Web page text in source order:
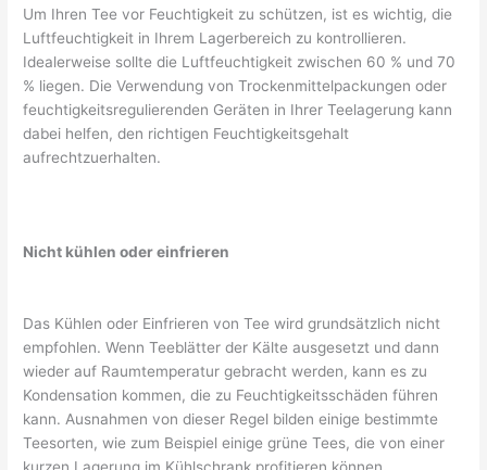
Um Ihren Tee vor Feuchtigkeit zu schützen, ist es wichtig, die
Luftfeuchtigkeit in Ihrem Lagerbereich zu kontrollieren.
Idealerweise sollte die Luftfeuchtigkeit zwischen 60 % und 70
% liegen. Die Verwendung von Trockenmittelpackungen oder
feuchtigkeitsregulierenden Geräten in Ihrer Teelagerung kann
dabei helfen, den richtigen Feuchtigkeitsgehalt
aufrechtzuerhalten.
Nicht kühlen oder einfrieren
Das Kühlen oder Einfrieren von Tee wird grundsätzlich nicht
empfohlen. Wenn Teeblätter der Kälte ausgesetzt und dann
wieder auf Raumtemperatur gebracht werden, kann es zu
Kondensation kommen, die zu Feuchtigkeitsschäden führen
kann. Ausnahmen von dieser Regel bilden einige bestimmte
Teesorten, wie zum Beispiel einige grüne Tees, die von einer